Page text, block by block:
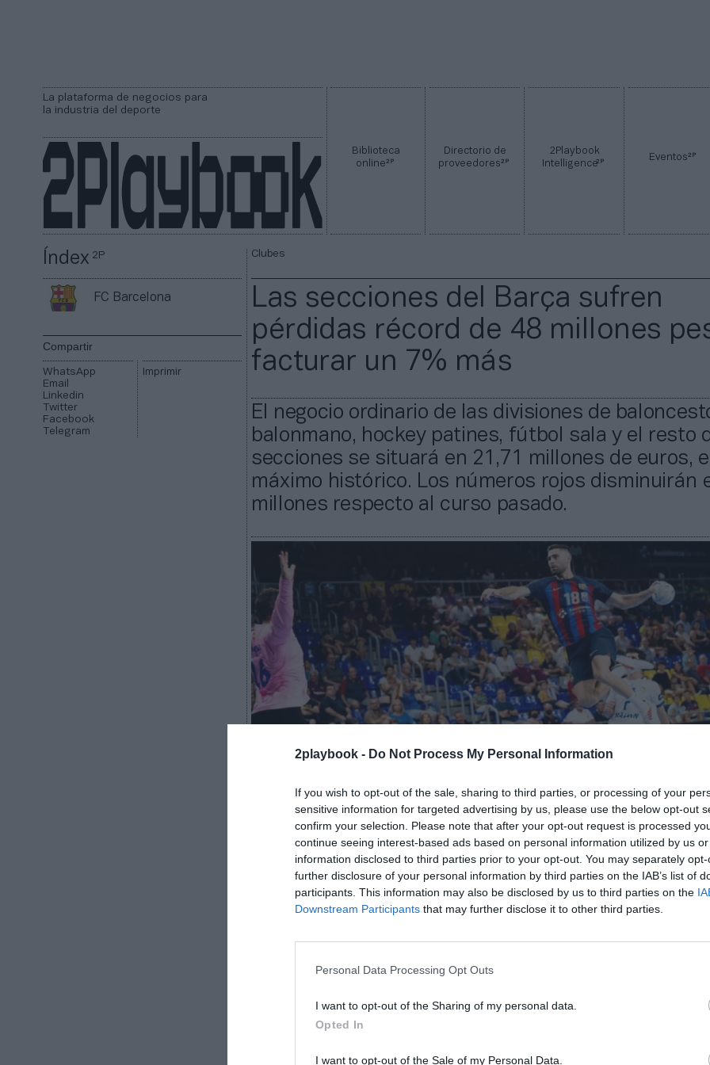
2playbook - Do Not Process My Personal Information
If you wish to opt-out of the sale, sharing to third parties, or processing of your
sensitive information for targeted advertising by us, please use the below opt-out
confirm your selection. Please note that after your opt-out request is processed
continue seeing interest-based ads based on personal information utilized by us
information disclosed to third parties prior to your opt-out. You may separately
further disclosure of your personal information by third parties on the IAB’s list of
participants. This information may also be disclosed by us to third parties on the
Downstream Participants that may further disclose it to other third parties.
Personal Data Processing Opt Outs
I want to opt-out of the Sharing of my personal data.
Opted In
I want to opt-out of the Sale of my Personal Data.
La plataforma de negocios para
la industria del deporte
Biblioteca
online2P
Directorio de
proveedores2P
2Playbook
Intelligence2P Eventos2P
Índex2P
FC Barcelona
Compartir
WhatsApp
Email
Linkedin
Twitter
Facebook
Telegram
Imprimir
Clubes
Las secciones del Barça sufren
pérdidas récord de 48 millones
facturar un 7% más
El negocio ordinario de las divisiones de
balonmano, hockey patines, fútbol sala y el resto
secciones se situará en 21,71 millones de euros,
máximo histórico. Los números rojos disminuirán
millones respecto al curso pasado.
handbol
Salgado
Cristian García 29 de septiembre de 2022
Guardar Me gusta
El FC Barcelona sigue echando el resto por sus secciones. Los
de euros en 2021-2022, unos números rojos que esta temporada